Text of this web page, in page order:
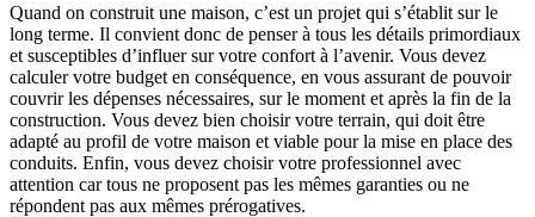
Quand on construit une maison, c’est un projet qui s’établit sur le
long terme. Il convient donc de penser à tous les détails primordiaux
et susceptibles d’influer sur votre confort à l’avenir. Vous devez
calculer votre budget en conséquence, en vous assurant de pouvoir
couvrir les dépenses nécessaires, sur le moment et après la fin de la
construction. Vous devez bien choisir votre terrain, qui doit être
adapté au profil de votre maison et viable pour la mise en place des
conduits. Enfin, vous devez choisir votre professionnel avec
attention car tous ne proposent pas les mêmes garanties ou ne
répondent pas aux mêmes prérogatives.